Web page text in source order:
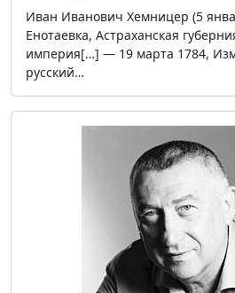
Иван Иванович Хемницер (5
Енотаевка, Астраханская
империя[…] — 19 марта 1784,
русский…